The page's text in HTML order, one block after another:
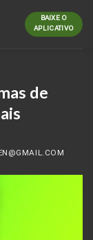
BAIXE O
APLICATIVO
de